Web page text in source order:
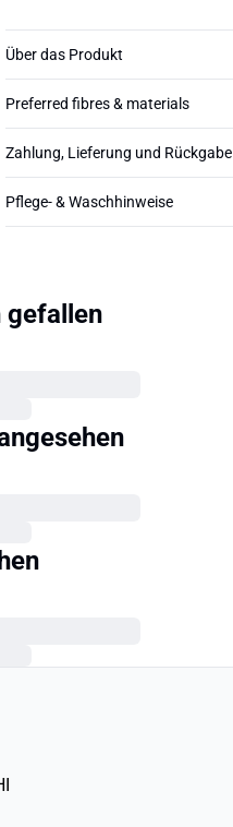
Über das Produkt
Preferred fibres & materials
Zahlung, Lieferung und Rückgabe
Pflege- & Waschhinweise
gefallen